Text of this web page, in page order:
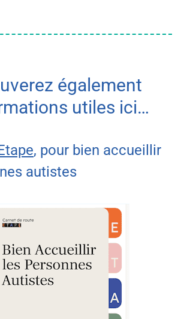
également
utiles ici…
, pour bien accueillir
autistes